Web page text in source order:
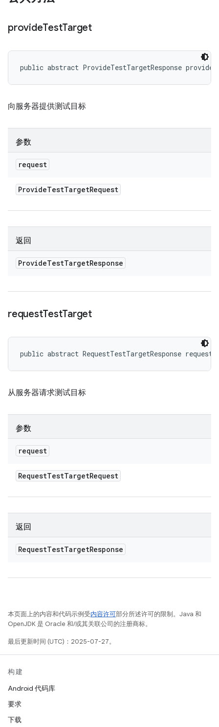
provideTestTarget
public abstract ProvideTestTargetResponse
向服务器提供测试目标
参数
request
ProvideTestTargetRequest
返回
ProvideTestTargetResponse
requestTestTarget
public abstract RequestTestTargetResponse
从服务器请求测试目标
参数
request
RequestTestTargetRequest
返回
RequestTestTargetResponse
本页面上的内容和代码示例受内容许可部分所述许可的限制。Java 和
OpenJDK 是 Oracle 和/或其关联公司的注册商标。
最后更新时间 (UTC)：2025-07-27。
构建
Android 代码库
要求
下载